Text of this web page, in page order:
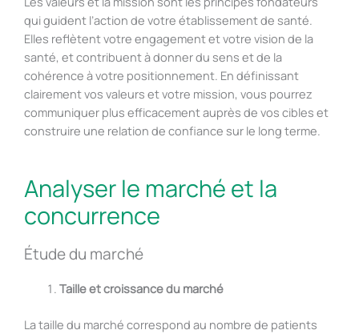
qui guident l’action de votre établissement de santé.
Elles reflètent votre engagement et votre vision de la
santé, et contribuent à donner du sens et de la
cohérence à votre positionnement. En définissant
clairement vos valeurs et votre mission, vous pourrez
communiquer plus efficacement auprès de vos cibles et
construire une relation de confiance sur le long terme.
Analyser le marché et la
concurrence
Étude du marché
Taille et croissance du marché
La taille du marché correspond au nombre de patients